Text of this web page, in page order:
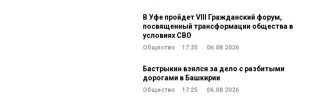
В Уфе пройдет VIII Гражданский форум,
посвященный трансформации общества в
условиях СВО
Общество 17:35 06.08.2026
Бастрыкин взялся за дело с разбитыми
дорогами в Башкирии
Общество 17:25 06.08.2026